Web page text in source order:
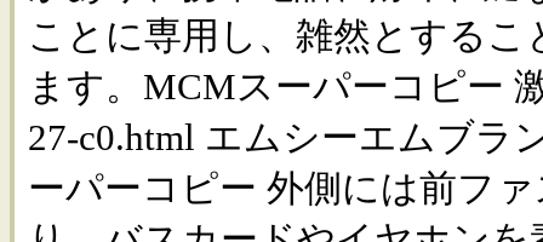
ことに専用し、雑然とするこ
ます。MCMスーパーコピー
27-c0.html エムシーエムブラ
ーパーコピー 外側には前フ